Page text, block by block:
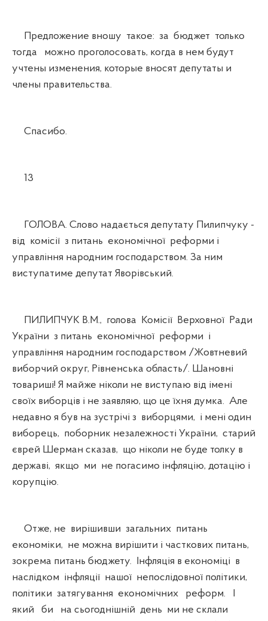
Предложение вношу такое: за бюджет только
тогда можно проголосовать, когда в нем будут
учтены изменения, которые вносят депутаты и
члены правительства.
Спасибо.
13
ГОЛОВА. Слово надається депутату Пилипчуку -
від комісії з питань економічної реформи і
управління народним господарством. За ним
виступатиме депутат Яворівський.
ПИЛИПЧУК В.М., голова Комісії Верховної Ради
України з питань економічної реформи і
управління народним господарством /Жовтневий
виборчий округ, Рівненська область/. Шановні
товариші! Я майже ніколи не виступаю від імені
своїх виборців і не заявляю, що це їхня думка. Але
недавно я був на зустрічі з виборцями, і мені один
виборець, поборник незалежності України, старий
єврей Шерман сказав, що ніколи не буде толку в
державі, якщо ми не погасимо інфляцію, дотацію і
корупцію.
Отже, не вирішивши загальних питань
економіки, не можна вирішити і часткових питань,
зокрема питань бюджету. Інфляція в економіці в
наслідком інфляції нашої непослідовної політики,
політики затягування економічних реформ. І
який би на сьогоднішній день ми не склали